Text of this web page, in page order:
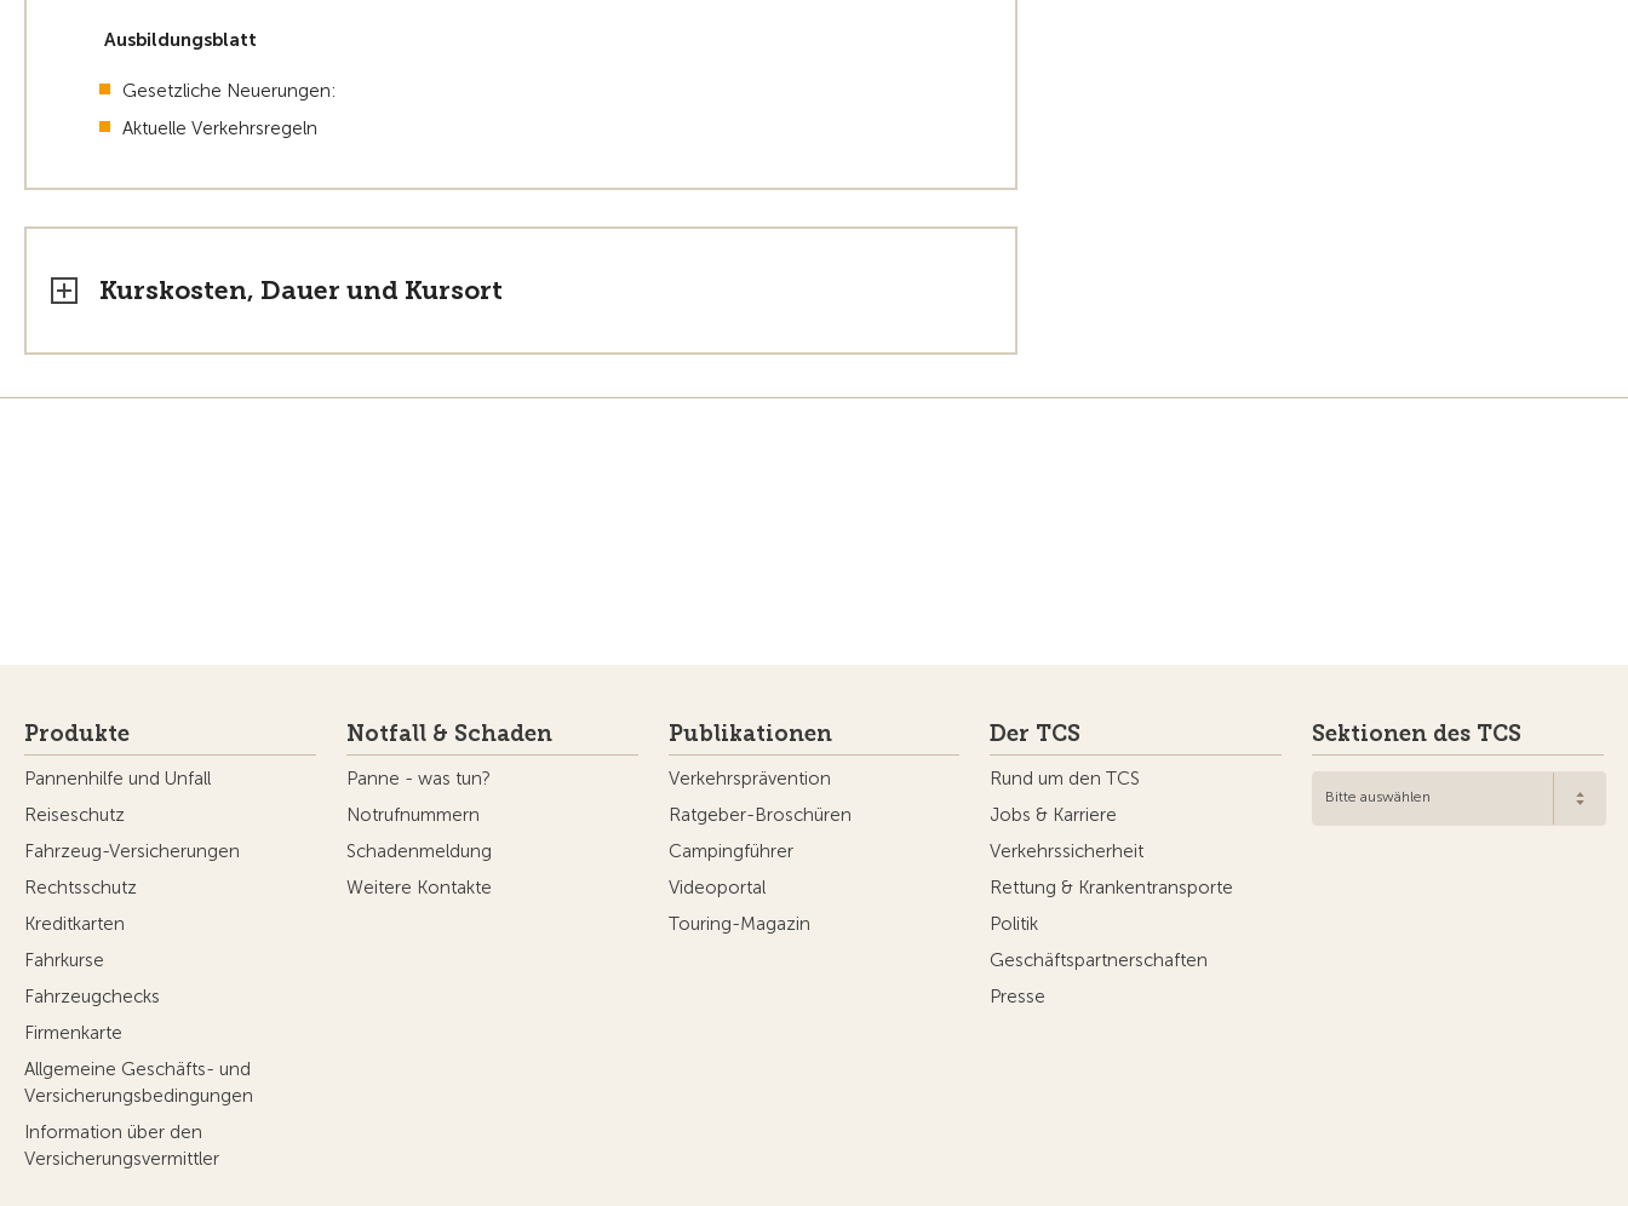
Ausbildungsblatt
Gesetzliche Neuerungen:
Aktuelle Verkehrsregeln
Kurskosten, Dauer und Kursort
Produkte
Pannenhilfe und Unfall
Reiseschutz
Fahrzeug-Versicherungen
Rechtsschutz
Kreditkarten
Fahrkurse
Fahrzeugchecks
Firmenkarte
Allgemeine Geschäfts- und
Versicherungsbedingungen
Information über den
Versicherungsvermittler
Notfall & Schaden
Panne - was tun?
Notrufnummern
Schadenmeldung
Weitere Kontakte
Publikationen
Verkehrsprävention
Ratgeber-Broschüren
Campingführer
Videoportal
Touring-Magazin
Der TCS
Rund um den TCS
Jobs & Karriere
Verkehrssicherheit
Rettung & Krankentransporte
Politik
Geschäftspartnerschaften
Presse
Sektionen des TCS
Bitte auswählen